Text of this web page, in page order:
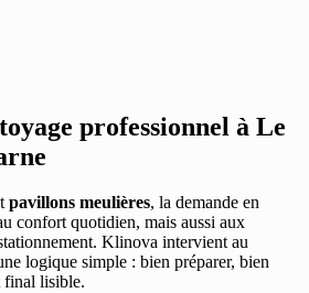
professionnel à Le
pavillons meulières, la demande en
confort quotidien, mais aussi aux
Klinova intervient au
logique simple : bien préparer, bien
final lisible.